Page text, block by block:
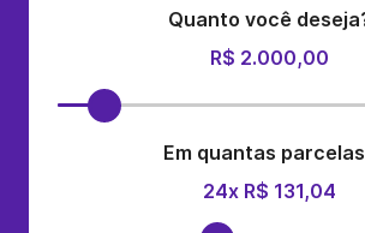
Quanto você
R$ 2.000,00
Em quantas
24x R$ 131,04